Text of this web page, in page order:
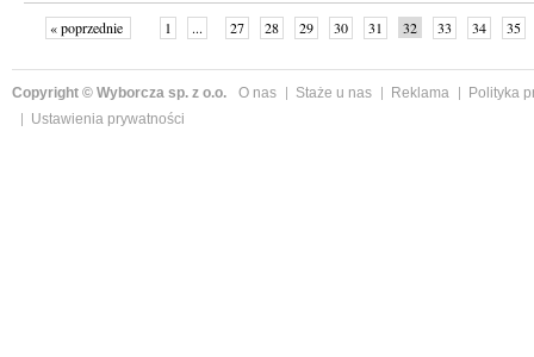
« poprzednie 1 ... 27 28 29 30 31 32 33 34
35
Copyright © Wyborcza sp. z o.o. O nas Staże u nas Reklama
Polityka
Ustawienia prywatności